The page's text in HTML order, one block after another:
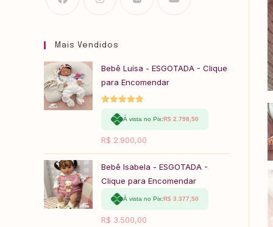
Mais Vendidos
Bebê Luísa - ESGOTADA - Clique
para Encomendar
Avaliação
5.00de 5
À vista no Pix:R$ 2.798,50
R$ 2.900,00
Bebê Isabela - ESGOTADA -
Clique para Encomendar
À vista no Pix:R$ 3.377,50
R$ 3.500,00